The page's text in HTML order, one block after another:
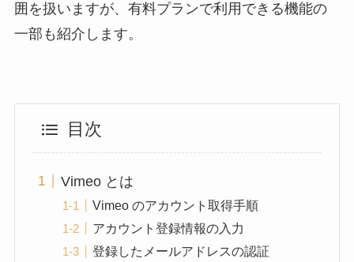
囲を扱いますが、有料プランで利用できる機能の
一部も紹介します。
目次
Vimeo とは
Vimeo のアカウント取得手順
アカウント登録情報の入力
登録したメールアドレスの認証